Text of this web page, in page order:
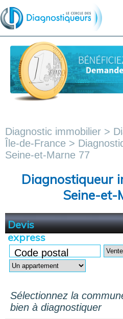
Diagnostic immobilier >
Île-de-France >
Seine-et-Marne 77
Diagnostiqueur
Seine-et-
Devis
express
Code postal
Sélectionnez la
bien à diagnostiquer